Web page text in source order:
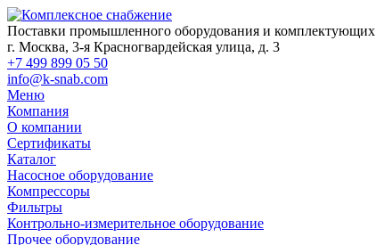
Поставки промышленного оборудования и комплектующих
г. Москва, 3-я Красногвардейская улица, д. 3
+7 499 899 05 50
info@k-snab.com
Меню
Компания
О компании
Сертификаты
Каталог
Насосное оборудование
Компрессоры
Фильтры
Контрольно-измерительное оборудование
Прочее оборудование